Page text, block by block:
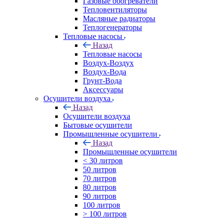
Тепловентиляторы
Масляные радиаторы
Теплогенераторы
Тепловые насосы
Назад
Тепловые насосы
Воздух-Воздух
Воздух-Вода
Грунт-Вода
Аксессуары
Осушители воздуха
Назад
Осушители воздуха
Бытовые осушители
Промышленные осушители
Назад
Промышленные осушители
< 30 литров
50 литров
70 литров
80 литров
90 литров
100 литров
> 100 литров